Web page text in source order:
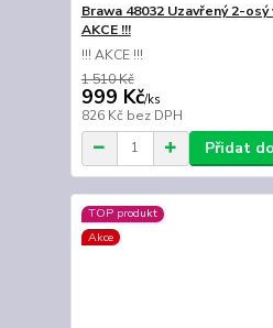
Brawa 48032 Uzavřený 2-osý
AKCE !!!
!!! AKCE !!!
1 510 Kč
999 Kč/ks
826 Kč bez DPH
Přidat
TOP produkt
Akce